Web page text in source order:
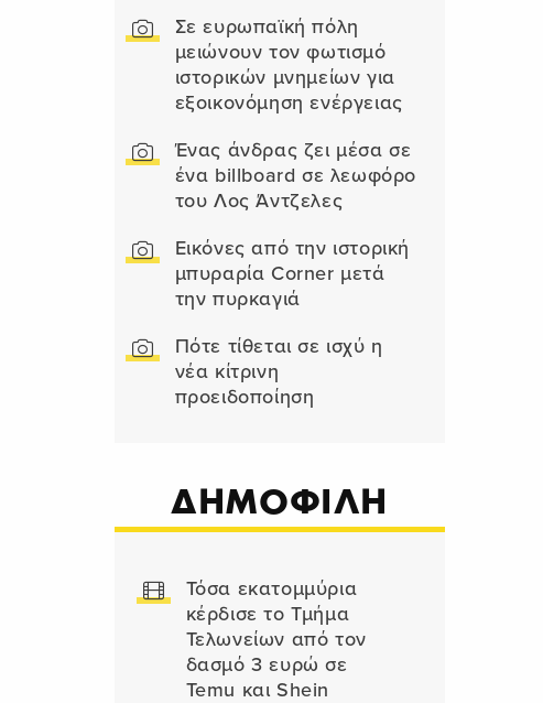
Σε ευρωπαϊκή πόλη
μειώνουν τον φωτισμό
ιστορικών μνημείων για
εξοικονόμηση ενέργειας
Ένας άνδρας ζει μέσα σε
ένα billboard σε λεωφόρο
του Λος Άντζελες
Εικόνες από την ιστορική
μπυραρία Corner μετά
την πυρκαγιά
Πότε τίθεται σε ισχύ η
νέα κίτρινη
προειδοποίηση
ΔΗΜΟΦΙΛΗ
Τόσα εκατομμύρια
κέρδισε το Τμήμα
Τελωνείων από τον
δασμό 3 ευρώ σε
Temu και Shein